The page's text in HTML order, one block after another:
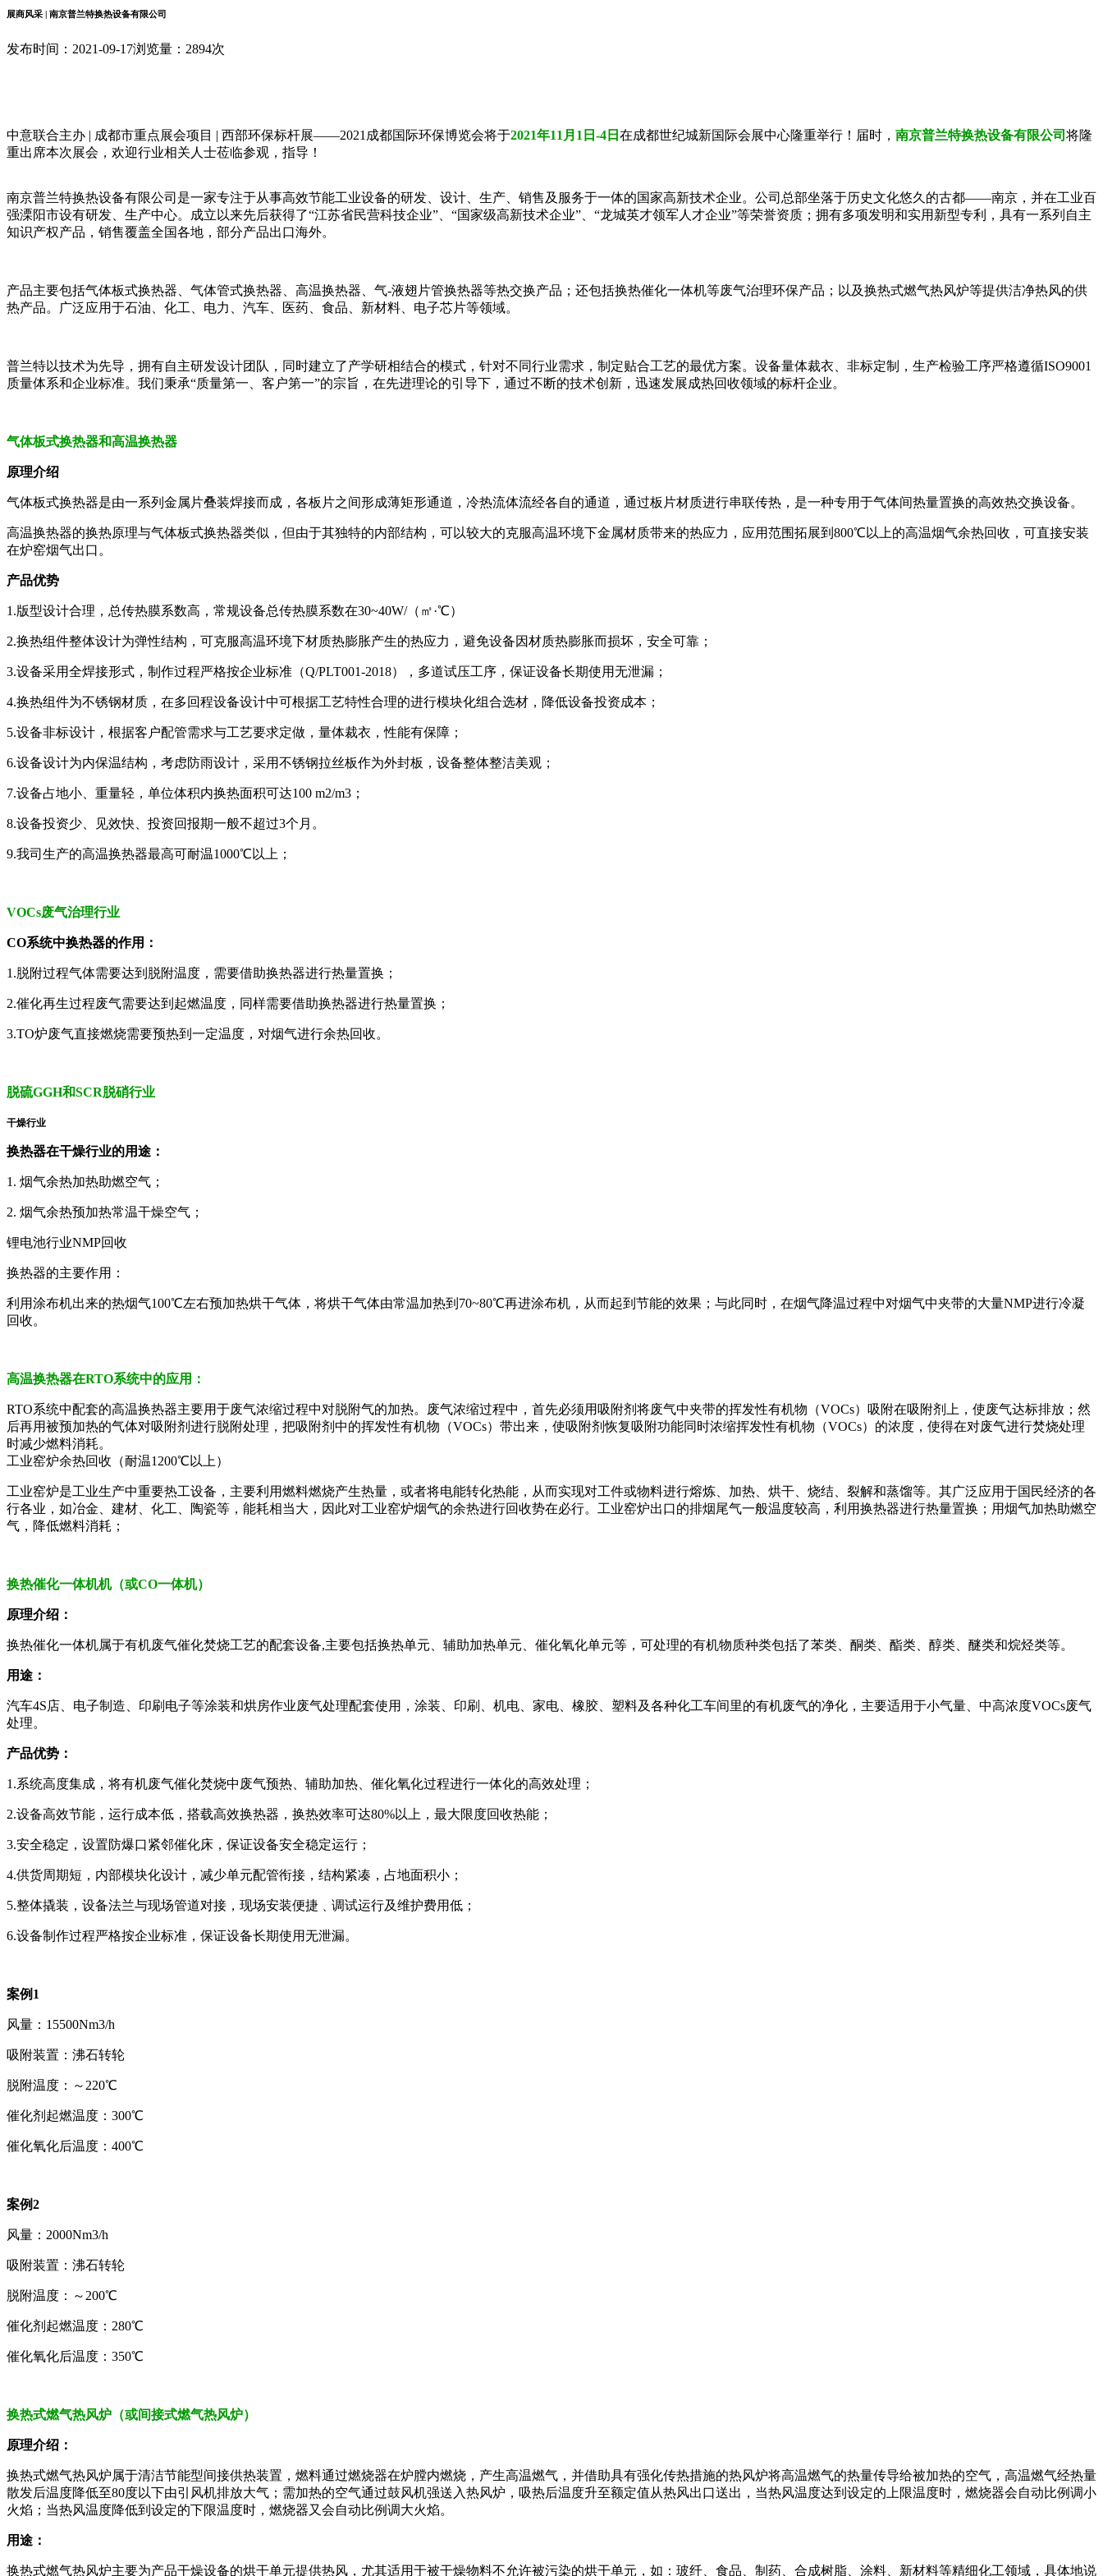
展商风采 | 南京普兰特换热设备有限公司
发布时间：2021-09-17浏览量：2894次
中意联合主办 | 成都市重点展会项目 | 西部环保标杆展——2021成都国际环保博览会将于2021年11月1日-4日 在成都世纪城新国际会展中心隆重举行！届时， 南京普兰特换热设备有限公司 将隆
重出席本次展会，欢迎行业相关人士莅临参观，指导！
南京普兰特换热设备有限公司是一家专注于从事高效节能工业设备的研发、设计、生产、销售及服务于一体的国家高新技术企业。公司总部坐落于历史文化悠久的古都——南京，并在工业百
强溧阳市设有研发、生产中心。成立以来先后获得了“江苏省民营科技企业”、“国家级高新技术企业”、“龙城英才领军人才企业”等荣誉资质；拥有多项发明和实用新型专利，具有一系列自主
知识产权产品，销售覆盖全国各地，部分产品出口海外。
产品主要包括气体板式换热器、气体管式换热器、高温换热器、气-液翅片管换热器等热交换产品；还包括换热催化一体机等废气治理环保产品；以及换热式燃气热风炉等提供洁净热风的供
热产品。广泛应用于石油、化工、电力、汽车、医药、食品、新材料、电子芯片等领域。
普兰特以技术为先导，拥有自主研发设计团队，同时建立了产学研相结合的模式，针对不同行业需求，制定贴合工艺的最优方案。设备量体裁衣、非标定制，生产检验工序严格遵循ISO9001
质量体系和企业标准。我们秉承“质量第一、客户第一”的宗旨，在先进理论的引导下，通过不断的技术创新，迅速发展成热回收领域的标杆企业。
气体板式换热器和高温换热器
原理介绍
气体板式换热器是由一系列金属片叠装焊接而成，各板片之间形成薄矩形通道，冷热流体流经各自的通道，通过板片材质进行串联传热，是一种专用于气体间热量置换的高效热交换设备。
高温换热器的换热原理与气体板式换热器类似，但由于其独特的内部结构，可以较大的克服高温环境下金属材质带来的热应力，应用范围拓展到800℃以上的高温烟气余热回收，可直接安装
在炉窑烟气出口。
产品优势
1.版型设计合理，总传热膜系数高，常规设备总传热膜系数在30~40W/（㎡·℃）
2.换热组件整体设计为弹性结构，可克服高温环境下材质热膨胀产生的热应力，避免设备因材质热膨胀而损坏，安全可靠；
3.设备采用全焊接形式，制作过程严格按企业标准（Q/PLT001-2018），多道试压工序，保证设备长期使用无泄漏；
4.换热组件为不锈钢材质，在多回程设备设计中可根据工艺特性合理的进行模块化组合选材，降低设备投资成本；
5.设备非标设计，根据客户配管需求与工艺要求定做，量体裁衣，性能有保障；
6.设备设计为内保温结构，考虑防雨设计，采用不锈钢拉丝板作为外封板，设备整体整洁美观；
7.设备占地小、重量轻，单位体积内换热面积可达100 m2/m3；
8.设备投资少、见效快、投资回报期一般不超过3个月。
9.我司生产的高温换热器最高可耐温1000℃以上；
VOCs废气治理行业
CO系统中换热器的作用：
1.脱附过程气体需要达到脱附温度，需要借助换热器进行热量置换；
2.催化再生过程废气需要达到起燃温度，同样需要借助换热器进行热量置换；
3.TO炉废气直接燃烧需要预热到一定温度，对烟气进行余热回收。
脱硫GGH和SCR脱硝行业
干燥行业
换热器在干燥行业的用途：
1. 烟气余热加热助燃空气；
2. 烟气余热预加热常温干燥空气；
锂电池行业NMP回收
换热器的主要作用：
利用涂布机出来的热烟气100℃左右预加热烘干气体，将烘干气体由常温加热到70~80℃再进涂布机，从而起到节能的效果；与此同时，在烟气降温过程中对烟气中夹带的大量NMP进行冷凝
回收。
高温换热器在RTO系统中的应用：
RTO系统中配套的高温换热器主要用于废气浓缩过程中对脱附气的加热。废气浓缩过程中，首先必须用吸附剂将废气中夹带的挥发性有机物（VOCs）吸附在吸附剂上，使废气达标排放；然
后再用被预加热的气体对吸附剂进行脱附处理，把吸附剂中的挥发性有机物（VOCs）带出来，使吸附剂恢复吸附功能同时浓缩挥发性有机物（VOCs）的浓度，使得在对废气进行焚烧处理
时减少燃料消耗。
工业窑炉余热回收（耐温1200℃以上）
工业窑炉是工业生产中重要热工设备，主要利用燃料燃烧产生热量，或者将电能转化热能，从而实现对工件或物料进行熔炼、加热、烘干、烧结、裂解和蒸馏等。其广泛应用于国民经济的各
行各业，如冶金、建材、化工、陶瓷等，能耗相当大，因此对工业窑炉烟气的余热进行回收势在必行。工业窑炉出口的排烟尾气一般温度较高，利用换热器进行热量置换；用烟气加热助燃空
气，降低燃料消耗；
换热催化一体机机（或CO一体机）
原理介绍：
换热催化一体机属于有机废气催化焚烧工艺的配套设备,主要包括换热单元、辅助加热单元、催化氧化单元等，可处理的有机物质种类包括了苯类、酮类、酯类、醇类、醚类和烷烃类等。
用途：
汽车4S店、电子制造、印刷电子等涂装和烘房作业废气处理配套使用，涂装、印刷、机电、家电、橡胶、塑料及各种化工车间里的有机废气的净化，主要适用于小气量、中高浓度VOCs废气
处理。
产品优势：
1.系统高度集成，将有机废气催化焚烧中废气预热、辅助加热、催化氧化过程进行一体化的高效处理；
2.设备高效节能，运行成本低，搭载高效换热器，换热效率可达80%以上，最大限度回收热能；
3.安全稳定，设置防爆口紧邻催化床，保证设备安全稳定运行；
4.供货周期短，内部模块化设计，减少单元配管衔接，结构紧凑，占地面积小；
5.整体撬装，设备法兰与现场管道对接，现场安装便捷﹑调试运行及维护费用低；
6.设备制作过程严格按企业标准，保证设备长期使用无泄漏。
案例1
风量：15500Nm3/h
吸附装置：沸石转轮
脱附温度：～220℃
催化剂起燃温度：300℃
催化氧化后温度：400℃
案例2
风量：2000Nm3/h
吸附装置：沸石转轮
脱附温度：～200℃
催化剂起燃温度：280℃
催化氧化后温度：350℃
换热式燃气热风炉（或间接式燃气热风炉）
原理介绍：
换热式燃气热风炉属于清洁节能型间接供热装置，燃料通过燃烧器在炉膛内燃烧，产生高温燃气，并借助具有强化传热措施的热风炉将高温燃气的热量传导给被加热的空气，高温燃气经热量
散发后温度降低至80度以下由引风机排放大气；需加热的空气通过鼓风机强送入热风炉，吸热后温度升至额定值从热风出口送出，当热风温度达到设定的上限温度时，燃烧器会自动比例调小
火焰；当热风温度降低到设定的下限温度时，燃烧器又会自动比例调大火焰。
用途：
换热式燃气热风炉主要为产品干燥设备的烘干单元提供热风，尤其适用于被干燥物料不允许被污染的烘干单元，如：玻纤、食品、制药、合成树脂、涂料、新材料等精细化工领域，具体地说